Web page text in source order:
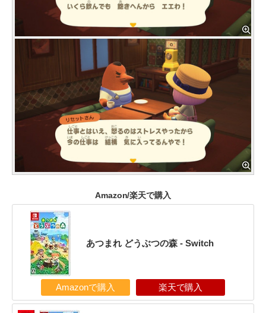
Amazon/楽天で購入
あつまれ どうぶつの森 - Switch
Amazonで購入 楽天で購入